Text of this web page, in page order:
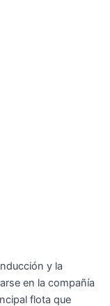
y la
en la compañía
flota que